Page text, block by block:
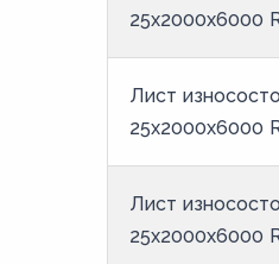
25x2000x6000
Лист
25x2000x6000
Лист
25x2000x6000